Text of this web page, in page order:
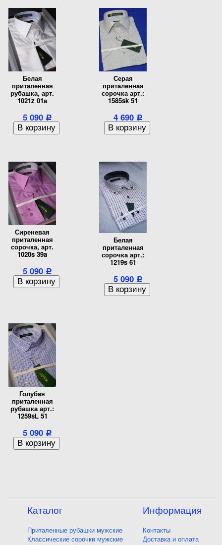
Белая
приталенная
рубашка, арт.
1021z 01а
5 090 Р
Серая
приталенная
сорочка арт.:
1585sk 51
4 690 Р
Сиреневая
приталенная
сорочка, арт.
1020s 39a
5 090 Р
Белая
приталенная
сорочка арт.:
1219s 61
5 090 Р
Голубая
приталенная
рубашка арт.:
1259sL 51
5 090 Р
Каталог
Приталенные рубашки мужские
Классические сорочки мужские
Информация
Контакты
Доставка и оплата